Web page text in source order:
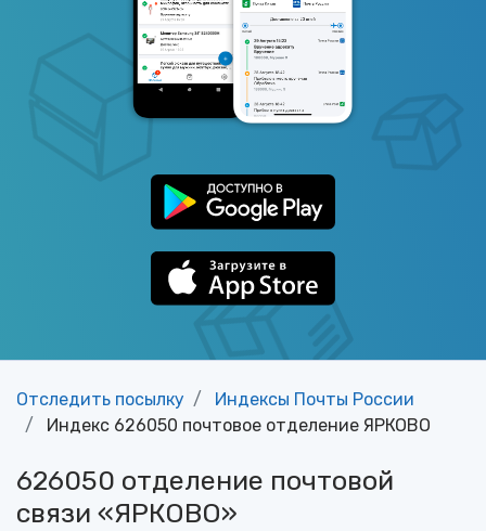
Отследить посылку
Индексы Почты России
Индекс 626050 почтовое отделение ЯРКОВО
626050 отделение почтовой
связи «ЯРКОВО»